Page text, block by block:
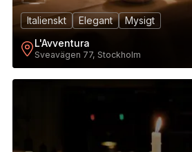
Italienskt Elegant
Mysigt
L'Avventura
Sveavägen 77, Stockholm